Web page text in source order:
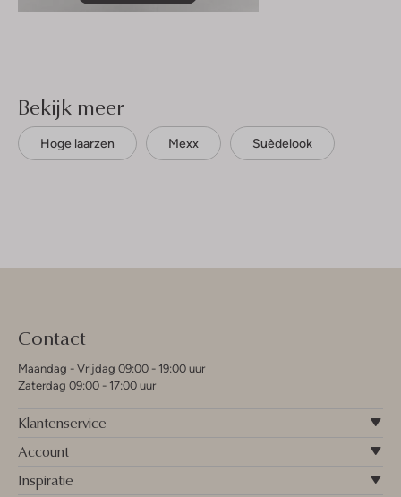
Bekijk meer
Hoge laarzen Mexx Suèdelook
Contact
Maandag - Vrijdag 09:00 - 19:00 uur
Zaterdag 09:00 - 17:00 uur
Klantenservice
Account
Inspiratie